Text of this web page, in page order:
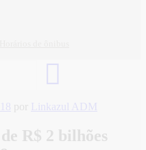
por Linkazul ADM
R$ 2 bilhões